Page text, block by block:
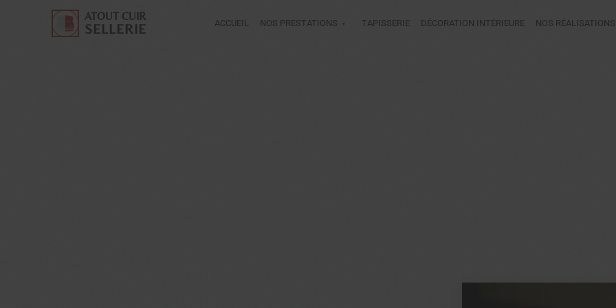
ATOUT CUIR
SELLERIE ACCUEIL NOS PRESTATIONS TAPISSERIE DÉCORATION INTÉRIEURE NOS RÉALISATIONS